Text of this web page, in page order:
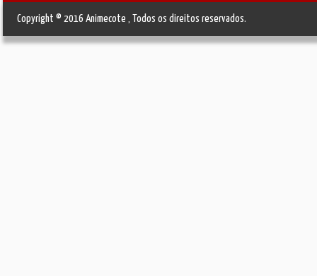
Copyright © 2016 Animecote , Todos os direitos reservados.